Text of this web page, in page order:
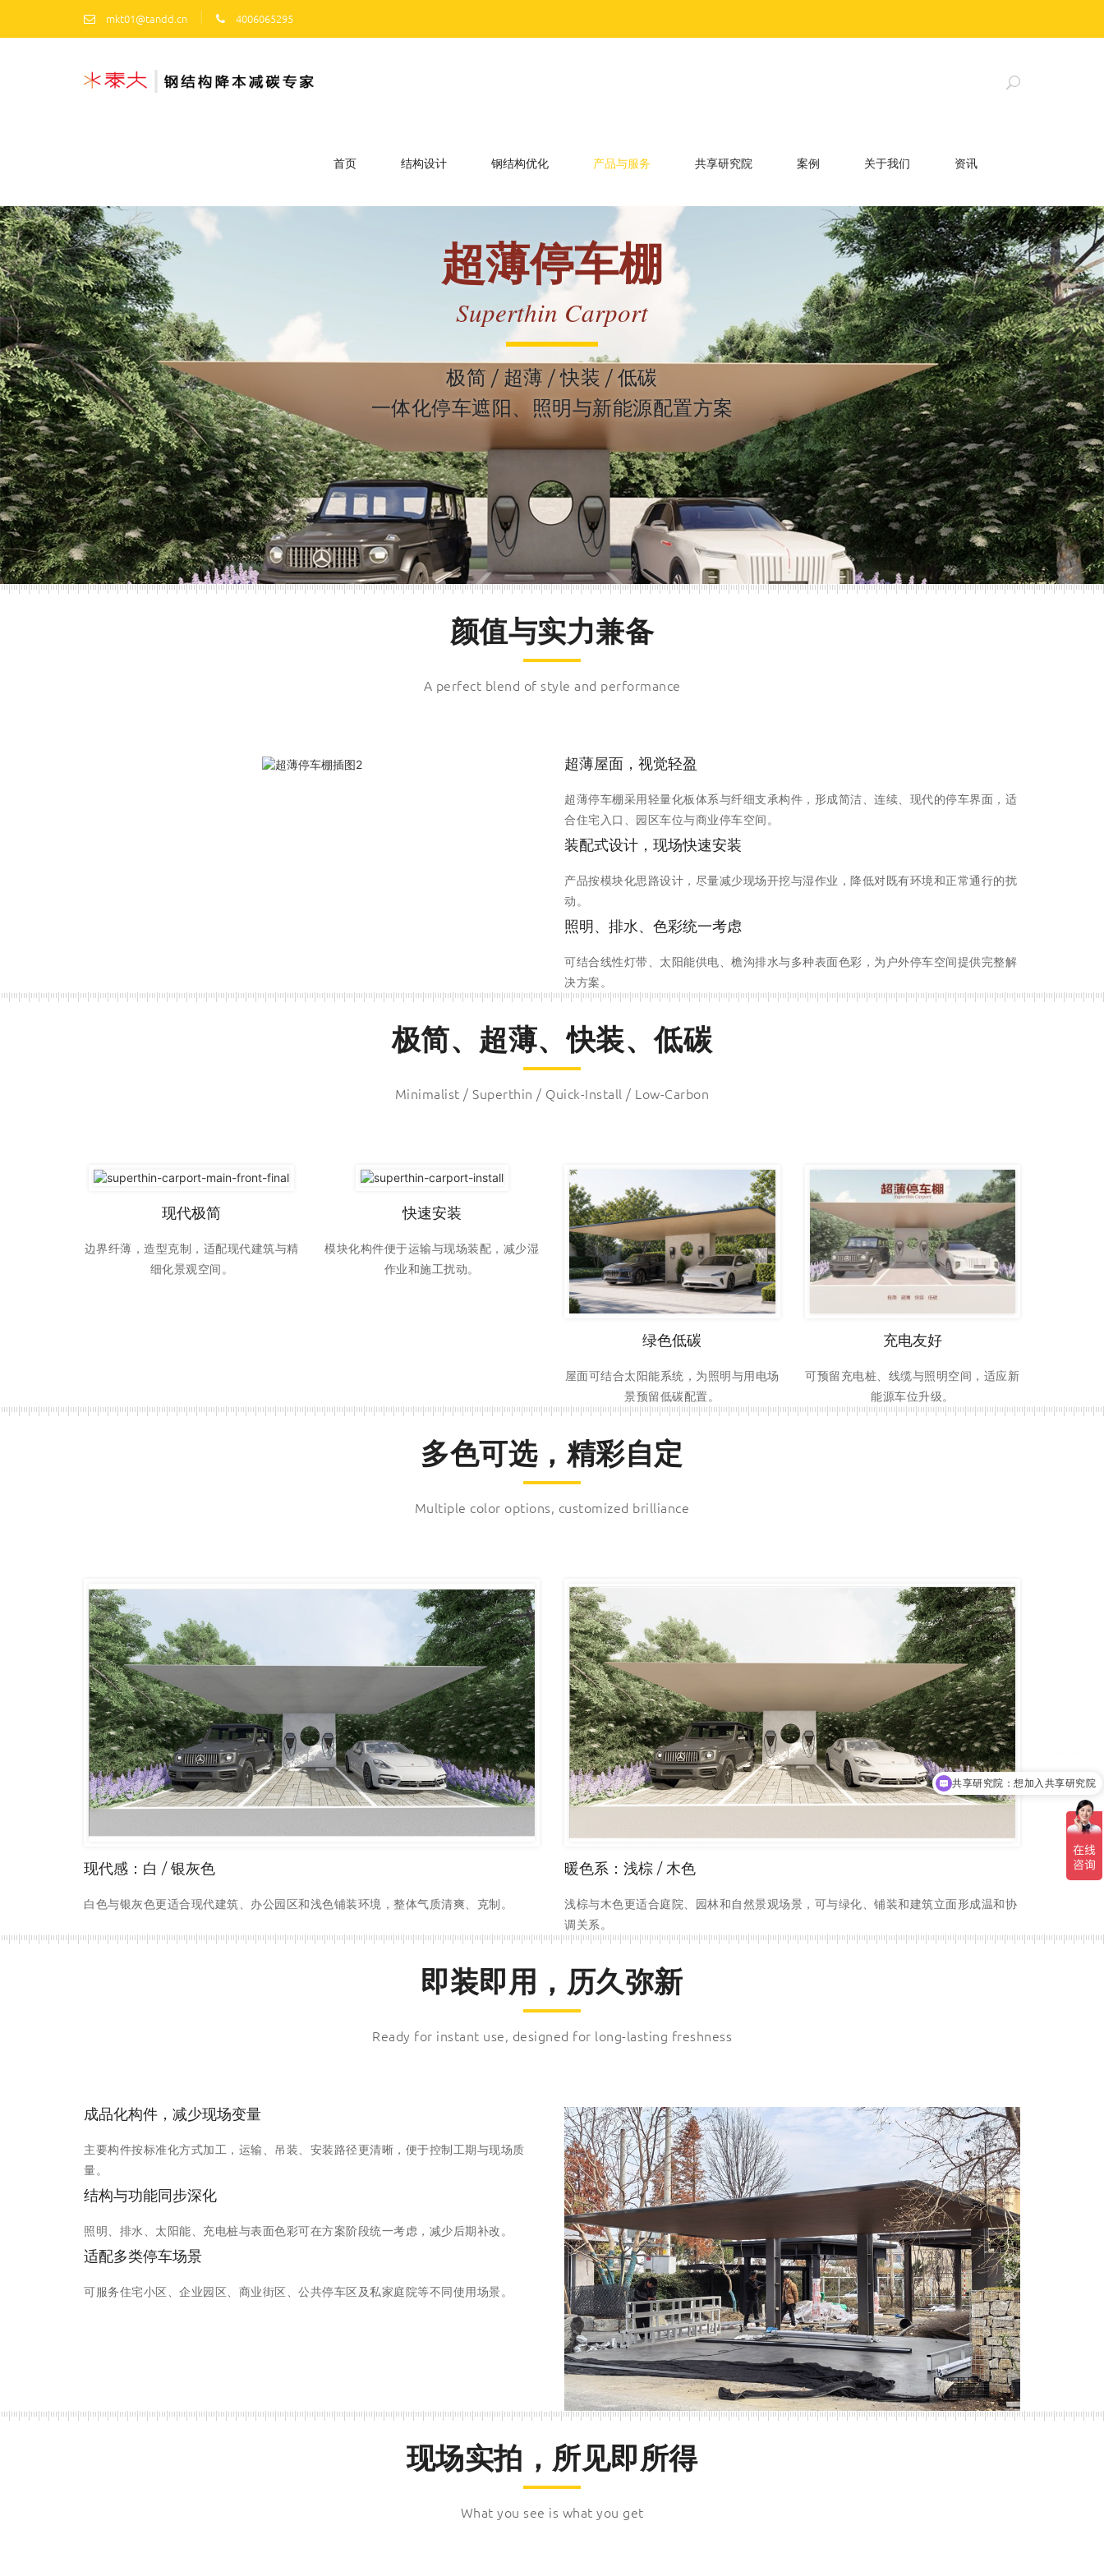
mkt01@tandd.cn 4006065295
首页 结构设计 钢结构优化 产品与服务 共享研究院 案例 关于我们 资讯
超薄停车棚
Superthin Carport
极简 / 超薄 / 快装 / 低碳
一体化停车遮阳、照明与新能源配置方案
颜值与实力兼备
A perfect blend of style and performance
超薄屋面，视觉轻盈
超薄停车棚采用轻量化板体系与纤细支承构件，形成简洁、连续、现代的停车界面，适
合住宅入口、园区车位与商业停车空间。
装配式设计，现场快速安装
产品按模块化思路设计，尽量减少现场开挖与湿作业，降低对既有环境和正常通行的扰
动。
照明、排水、色彩统一考虑
可结合线性灯带、太阳能供电、檐沟排水与多种表面色彩，为户外停车空间提供完整解
决方案。
极简、超薄、快装、低碳
Minimalist / Superthin / Quick-Install / Low-Carbon
现代极简
边界纤薄，造型克制，适配现代建筑与精
细化景观空间。
快速安装
模块化构件便于运输与现场装配，减少湿
作业和施工扰动。
绿色低碳
屋面可结合太阳能系统，为照明与用电场
景预留低碳配置。
充电友好
可预留充电桩、线缆与照明空间，适应新
能源车位升级。
多色可选，精彩自定
Multiple color options, customized brilliance
现代感：白 / 银灰色
白色与银灰色更适合现代建筑、办公园区和浅色铺装环境，整体气质清爽、克制。
暖色系：浅棕 / 木色
浅棕与木色更适合庭院、园林和自然景观场景，可与绿化、铺装和建筑立面形成温和协
调关系。
即装即用，历久弥新
Ready for instant use, designed for long-lasting freshness
成品化构件，减少现场变量
主要构件按标准化方式加工，运输、吊装、安装路径更清晰，便于控制工期与现场质
量。
结构与功能同步深化
照明、排水、太阳能、充电桩与表面色彩可在方案阶段统一考虑，减少后期补改。
适配多类停车场景
可服务住宅小区、企业园区、商业街区、公共停车区及私家庭院等不同使用场景。
现场实拍，所见即所得
What you see is what you get
共享研究院：想加入共享研究院